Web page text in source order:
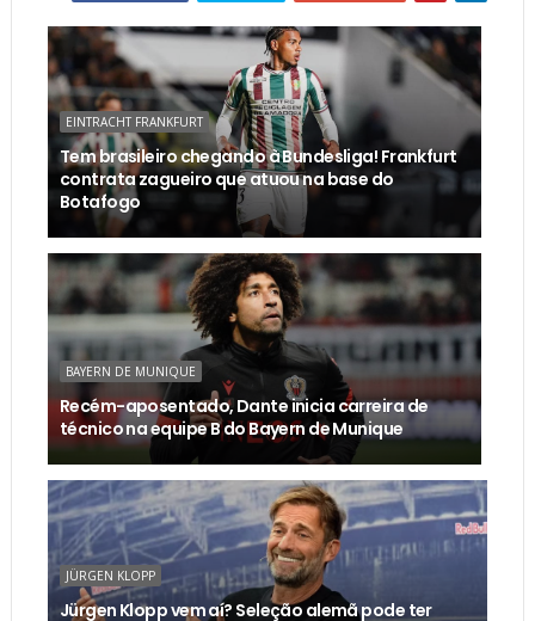
EINTRACHT FRANKFURT
Tem brasileiro chegando à Bundesliga! Frankfurt
contrata zagueiro que atuou na base do
Botafogo
BAYERN DE MUNIQUE
Recém-aposentado, Dante inicia carreira de
técnico na equipe B do Bayern de Munique
JÜRGEN KLOPP
Jürgen Klopp vem aí? Seleção alemã pode ter